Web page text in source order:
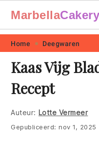
Skip
primary
navigation
Skip
main
content
Skip
primary
sidebar
Skip
footer
MarbellaCakery
Home Deegwaren
Kaas Vijg
Recept
Auteur: Lotte Vermeer
Gepubliceerd:nov 1, 2025